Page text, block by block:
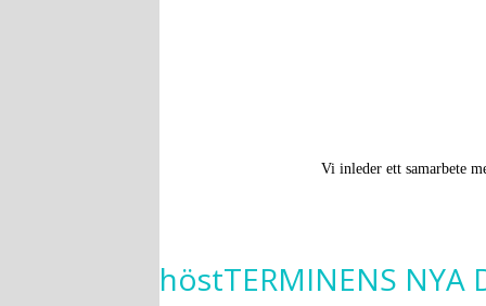
Vi inleder ett samarbete
höstTERMINENS NYA